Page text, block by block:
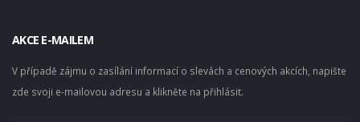
AKCE E-MAILEM
V případě zájmu o zasílání informací o slevách a cenových akcích, napište
zde svoji e-mailovou adresu a klikněte na přihlásit.